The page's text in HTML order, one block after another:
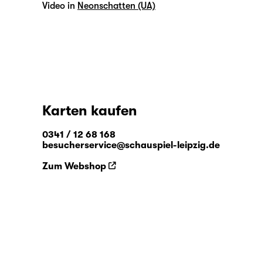
Video in Neonschatten (UA)
Karten kaufen
0341 / 12 68 168
besucherservice@schauspiel-leipzig.de
Zum Webshop